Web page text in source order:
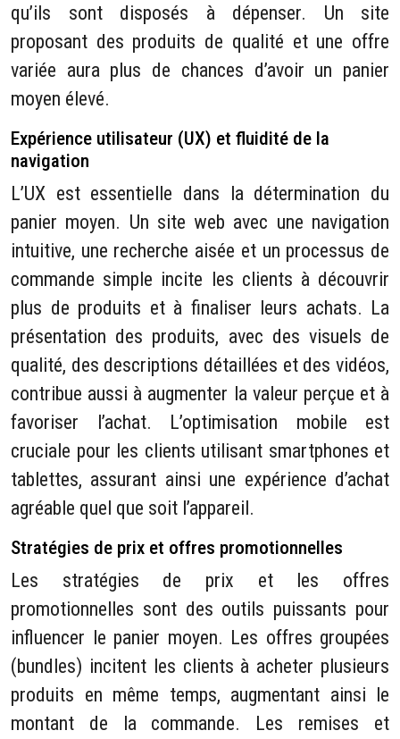
qu’ils sont disposés à dépenser. Un site
proposant des produits de qualité et une offre
variée aura plus de chances d’avoir un panier
moyen élevé.
Expérience utilisateur (UX) et fluidité de la
navigation
L’UX est essentielle dans la détermination du
panier moyen. Un site web avec une navigation
intuitive, une recherche aisée et un processus de
commande simple incite les clients à découvrir
plus de produits et à finaliser leurs achats. La
présentation des produits, avec des visuels de
qualité, des descriptions détaillées et des vidéos,
contribue aussi à augmenter la valeur perçue et à
favoriser l’achat. L’optimisation mobile est
cruciale pour les clients utilisant smartphones et
tablettes, assurant ainsi une expérience d’achat
agréable quel que soit l’appareil.
Stratégies de prix et offres promotionnelles
Les stratégies de prix et les offres
promotionnelles sont des outils puissants pour
influencer le panier moyen. Les offres groupées
(bundles) incitent les clients à acheter plusieurs
produits en même temps, augmentant ainsi le
montant de la commande. Les remises et